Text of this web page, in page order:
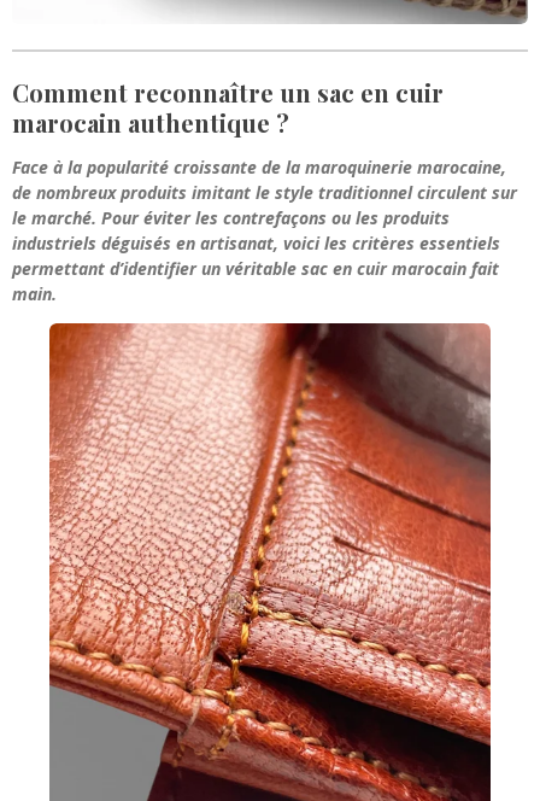
Comment reconnaître un sac en cuir
marocain authentique ?
Face à la popularité croissante de la maroquinerie marocaine,
de nombreux produits imitant le style traditionnel circulent sur
le marché. Pour éviter les contrefaçons ou les produits
industriels déguisés en artisanat, voici les critères essentiels
permettant d’identifier un véritable sac en cuir marocain fait
main.